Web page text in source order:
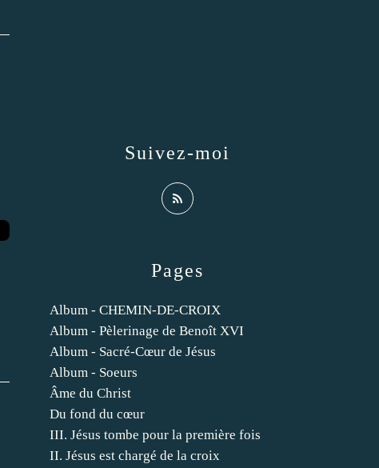
Pages
Album - CHEMIN-DE-CROIX
Album - Pèlerinage de Benoît XVI
Album - Sacré-Cœur de Jésus
Album - Soeurs
Âme du Christ
Du fond du cœur
III. Jésus tombe pour la première fois
II. Jésus est chargé de la croix
Suivez-moi